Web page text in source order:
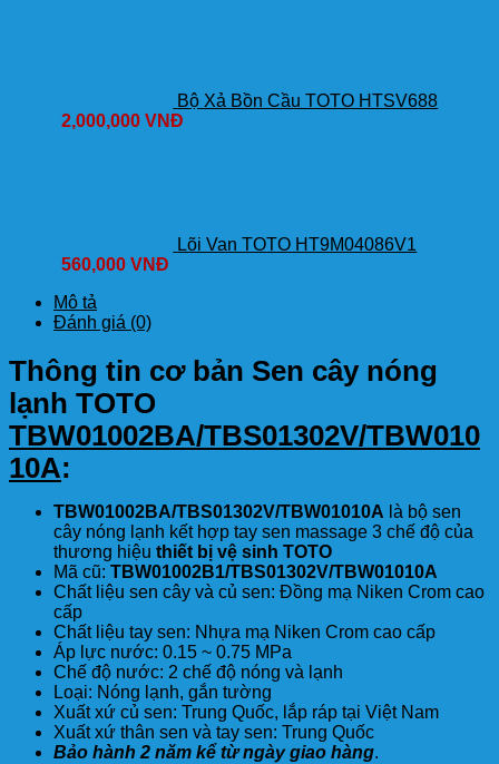
Bộ Xả Bồn Cầu TOTO HTSV688
2,000,000VNĐ
Lõi Van TOTO HT9M04086V1
560,000VNĐ
Mô tả
Đánh giá (0)
Thông tin cơ bản Sen cây nóng
lạnh TOTO
TBW01002BA/TBS01302V/TBW010
10A:
TBW01002BA/TBS01302V/TBW01010A là bộ sen
cây nóng lạnh kết hợp tay sen massage 3 chế độ của
thương hiệu thiết bị vệ sinh TOTO
Mã cũ: TBW01002B1/TBS01302V/TBW01010A
Chất liệu sen cây và củ sen: Đồng mạ Niken Crom cao
cấp
Chất liệu tay sen: Nhựa mạ Niken Crom cao cấp
Áp lực nước: 0.15 ~ 0.75 MPa
Chế độ nước: 2 chế độ nóng và lạnh
Loại: Nóng lạnh, gắn tường
Xuất xứ củ sen: Trung Quốc, lắp ráp tại Việt Nam
Xuất xứ thân sen và tay sen: Trung Quốc
Bảo hành 2 năm kể từ ngày giao hàng.